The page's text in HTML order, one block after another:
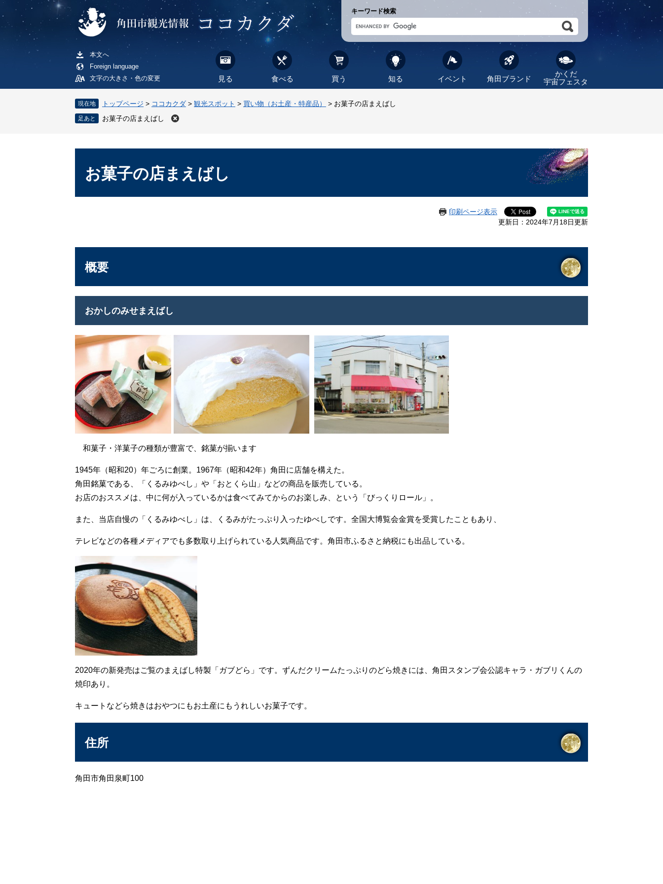
ペ
ー
す
メ
ニ
し
キーワード検索
本文へ
Foreign language
文字の大きさ・色の変更
見る 食べる 買う 知る イベント 角田ブランド
かくだ
宇宙フェスタ
現在地 トップページ > ココカクダ > 観光スポット > 買い物（お土産・特産品） > お菓子の店まえばし
お菓子の店まえばし
お菓子の店まえばし
印刷ページ表示
更新日：2024年7月18日更新
概要
おかしのみせまえばし
和菓子・洋菓子の種類が豊富で、銘菓が揃います
1945年（昭和20）年ごろに創業。1967年（昭和42年）角田に店舗を構えた。
角田銘菓である、「くるみゆべし」や「おとくら山」などの商品を販売している。
お店のおススメは、中に何が入っているかは食べてみてからのお楽しみ、という「びっくりロール」。
また、当店自慢の「くるみゆべし」は、くるみがたっぷり入ったゆべしです。全国大博覧会金賞を受賞したこともあり、
テレビなどの各種メディアでも多数取り上げられている人気商品です。角田市ふるさと納税にも出品している。
2020年の新発売はご覧のまえばし特製「ガブどら」です。ずんだクリームたっぷりのどら焼きには、角田スタンプ会公認キャラ・ガブリくんの
焼印あり。
キュートなどら焼きはおやつにもお土産にもうれしいお菓子です。
住所
角田市角田泉町100